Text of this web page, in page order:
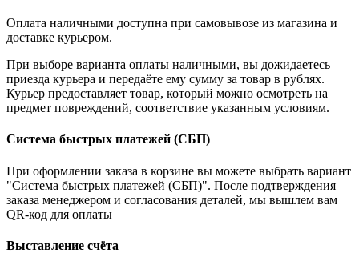
Оплата наличными доступна при самовывозе из магазина и
доставке курьером.
При выборе варианта оплаты наличными, вы дожидаетесь
приезда курьера и передаёте ему сумму за товар в рублях.
Курьер предоставляет товар, который можно осмотреть на
предмет повреждений, соответствие указанным условиям.
Система быстрых платежей (СБП)
При оформлении заказа в корзине вы можете выбрать вариант
"Система быстрых платежей (СБП)". После подтверждения
заказа менеджером и согласования деталей, мы вышлем вам
QR-код для оплаты
Выставление счёта